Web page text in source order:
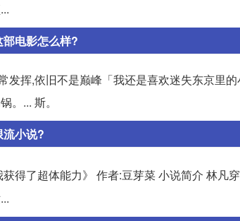
电影怎么样?
发挥,依旧不是巅峰「我还是喜欢迷失东京里
。... 斯。
流小说?
获得了超体能力》 作者:豆芽菜 小说简介 林凡